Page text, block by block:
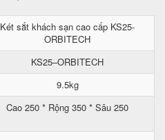
Két sắt khách sạn cao cấp KS25-
ORBITECH
KS25–ORBITECH
9.5kg
Cao 250 * Rộng 350 * Sâu 250